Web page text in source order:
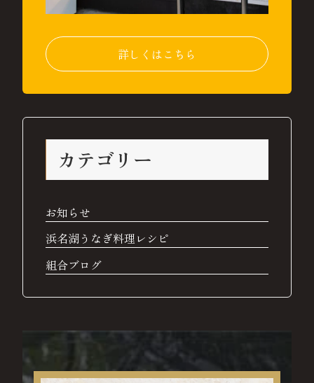
詳しくはこちら
カテゴリー
お知らせ
浜名湖うなぎ料理レシピ
組合ブログ